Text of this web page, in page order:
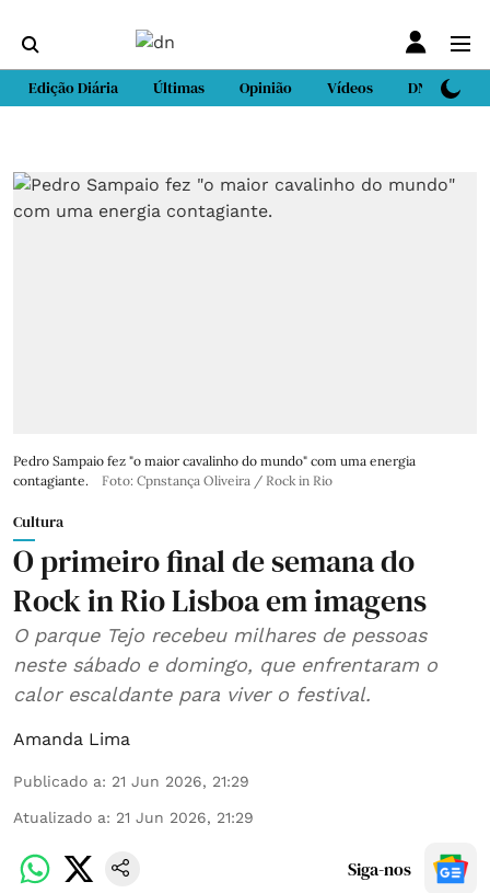
Edição Diária Últimas Opinião Vídeos DN Sport
Pedro Sampaio fez "o maior cavalinho do mundo" com uma energia
contagiante.
Foto: Cpnstança Oliveira / Rock in Rio
Cultura
O primeiro final de semana do
Rock in Rio Lisboa em imagens
O parque Tejo recebeu milhares de pessoas
neste sábado e domingo, que enfrentaram o
calor escaldante para viver o festival.
Amanda Lima
Publicado a: 21 Jun 2026, 21:29
Atualizado a: 21 Jun 2026, 21:29
Siga-nos